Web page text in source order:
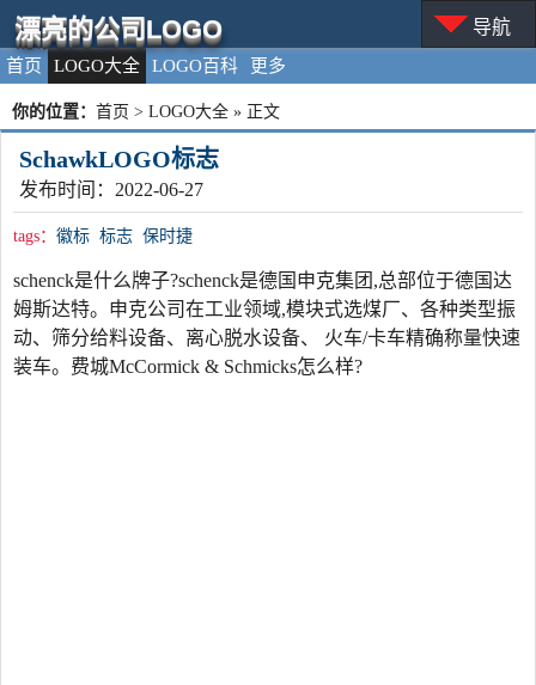
首页 LOGO大全 LOGO百科 更多
漂亮的公司LOGO 导航
你的位置： 首页 > LOGO大全 » 正文
SchawkLOGO标志
发布时间：2022-06-27
tags： 徽标 标志 保时捷
schenck是什么牌子?schenck是德国申克集团,总部位于德国达
姆斯达特。申克公司在工业领域,模块式选煤厂、各种类型振
动、筛分给料设备、离心脱水设备、 火车/卡车精确称量快速
装车。费城McCormick & Schmicks怎么样?